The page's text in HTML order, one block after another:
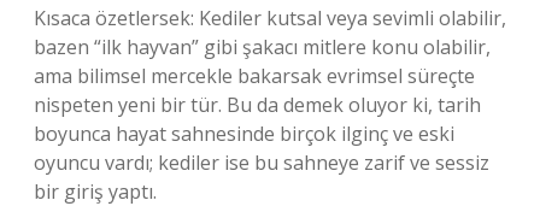
Kısaca özetlersek: Kediler kutsal veya sevimli olabilir,
bazen “ilk hayvan” gibi şakacı mitlere konu olabilir,
ama bilimsel mercekle bakarsak evrimsel süreçte
nispeten yeni bir tür. Bu da demek oluyor ki, tarih
boyunca hayat sahnesinde birçok ilginç ve eski
oyuncu vardı; kediler ise bu sahneye zarif ve sessiz
bir giriş yaptı.